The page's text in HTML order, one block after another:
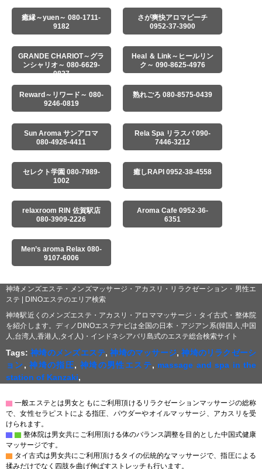
癒縁～yuen～ 080-1711-
9182
さが爽快アロマピーチ
0952-37-3900
GRANDE CHARIOT～グラ
ンシャリオ～ 080-6629-
0827
Heal ＆ Link～ヒールリン
ク～ 090-8625-4976
Reward～リワード～ 080-
9246-0819
熟れごろ 080-8575-0439
Sun Aroma サンアロマ
080-4926-4411
Rela Spa リラスパ 090-
7446-3212
セレクト学園 080-7989-
1002
癒しRAPI 0952-38-4558
relaxroom RIN 佐賀駅店
080-3909-2226
Aroma Cafe 0952-36-
6351
Men’s aroma Relax 080-
9107-6006
神埼メンズエステ・メンズマッサージ・アカスリ・リラクゼーション・男性エ
ステ | DINOエステのエリア検索
神埼駅近くのメンズエステ・アカスリ・アロママッサージ・タイ古式・整体院
を紹介します。ディノDINOエステナビは全国の日本・アジアン系(韓国人,中国
人,台湾人,香港人,タイ人)・インドネシアバリ島式のエステ総合検索サイト
Tags:神埼のメンズエステ,神埼のマッサージ,神埼のリラクゼーシ
ョン,神埼の指圧, 神埼の男性エステ, massage and spa in the
station of Kanzaki,
▇ 一般エステとは男女ともにご利用頂けるリラクゼーションマッサージの総称
で、女性セラピストによる指圧、パウダーやオイルマッサージ、アカスリを受
けられます。
▇ ▇ 整体院は男女共にご利用頂ける体のバランス調整を目的とした中国式健康
マッサージです。
▇ タイ古式は男女共にご利用頂けるタイの伝統的なマッサージで、指圧による
揉みだけでなく四肢を曲げ伸ばすストレッチも行います。